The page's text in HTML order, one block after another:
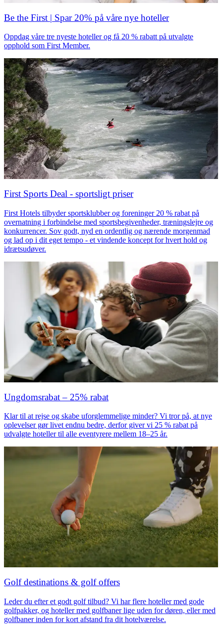
Be the First | Spar 20% på våre nye hoteller
Oppdag våre tre nyeste hoteller og få 20 % rabatt på utvalgte
opphold som First Member.
First Sports Deal - sportsligt priser
First Hotels tilbyder sportsklubber og foreninger 20 % rabat på
overnatning i forbindelse med sportsbegivenheder, træningslejre og
konkurrencer. Sov godt, nyd en ordentlig og nærende morgenmad
og lad op i dit eget tempo - et vindende koncept for hvert hold og
idrætsudøver.
Ungdomsrabat – 25% rabat
Klar til at rejse og skabe uforglemmelige minder? Vi tror på, at nye
oplevelser gør livet endnu bedre, derfor giver vi 25 % rabat på
udvalgte hoteller til alle eventyrere mellem 18–25 år.
Golf destinations & golf offers
Leder du efter et godt golf tilbud? Vi har flere hoteller med gode
golfpakker, og hoteller med golfbaner lige uden for døren, eller med
golfbaner inden for kort afstand fra dit hotelværelse.